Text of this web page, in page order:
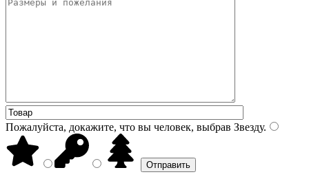
Пожалуйста, докажите, что вы человек, выбрав Звезду.